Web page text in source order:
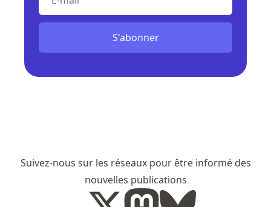
S'abonner
Suivez-nous sur les réseaux pour être informé des
nouvelles publications